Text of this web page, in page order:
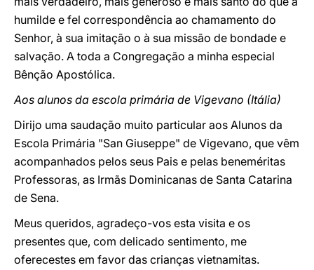
humilde e fel correspondência ao chamamento do
Senhor, à sua imitação o à sua missão de bondade e
salvação. A toda a Congregação a minha especial
Bênção Apostólica.
Aos alunos da escola primária de Vigevano (Itália)
Dirijo uma saudação muito particular aos Alunos da
Escola Primária "San Giuseppe" de Vigevano, que vêm
acompanhados pelos seus Pais e pelas beneméritas
Professoras, as Irmãs Dominicanas de Santa Catarina
de Sena.
Meus queridos, agradeço-vos esta visita e os
presentes que, com delicado sentimento, me
oferecestes em favor das crianças vietnamitas.